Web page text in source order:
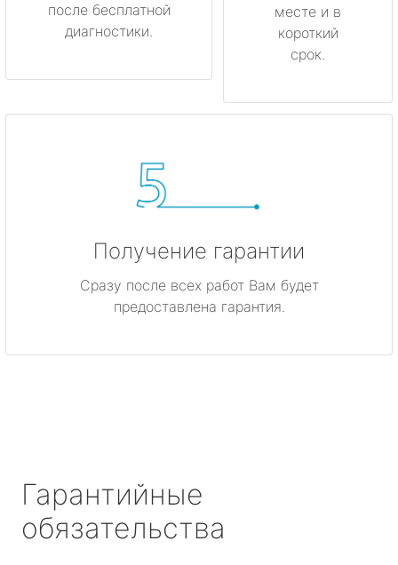
после бесплатной
диагностики.
месте и в
короткий
срок.
Получение гарантии
Сразу после всех работ Вам будет
предоставлена гарантия.
Гарантийные
обязательства